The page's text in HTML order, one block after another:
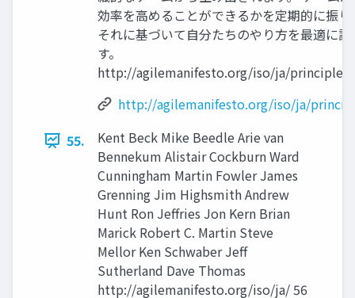
効率を高めることができるかを定期的に振り
それに基づいて自分たちのやり方を最適に
す。
http://agilemanifesto.org/iso/ja/
http://agilemanifesto.org/iso/ja/
55.
Kent Beck Mike Beedle Arie van
Bennekum Alistair Cockburn Ward
Cunningham Martin Fowler James
Grenning Jim Highsmith Andrew
Hunt Ron Jeffries Jon Kern Brian
Marick Robert C. Martin Steve
Mellor Ken Schwaber Jeff
Sutherland Dave Thomas
http://agilemanifesto.org/iso/ja/ 56